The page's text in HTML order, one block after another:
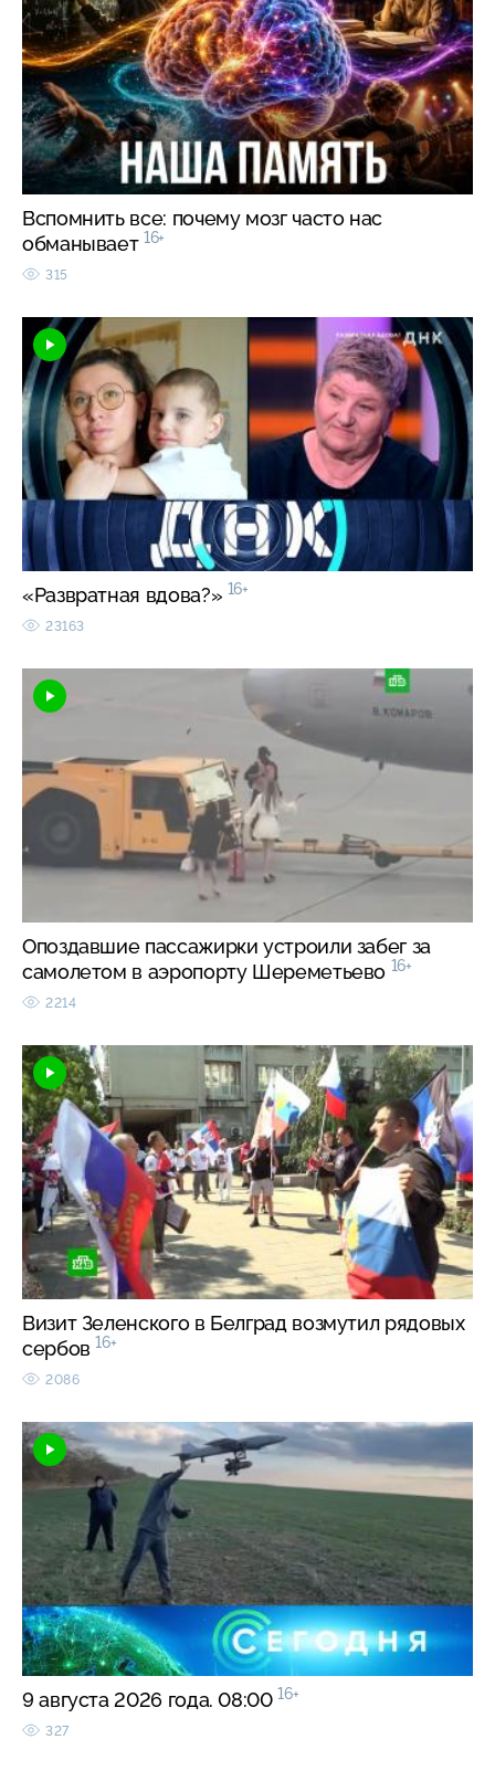
Вспомнить все: почему мозг часто нас
обманывает 16+
315
«Развратная вдова?» 16+
23163
Опоздавшие пассажирки устроили забег за
самолетом в аэропорту Шереметьево 16+
2214
Визит Зеленского в Белград возмутил рядовых
сербов 16+
2086
9 августа 2026 года. 08:00 16+
327